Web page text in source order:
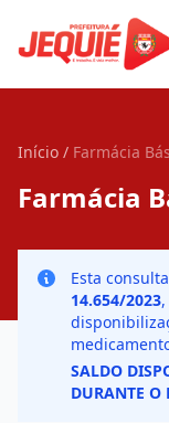
Início / Farmácia
Farmácia
Esta
14.654/2023
SALDO
DURANTE O